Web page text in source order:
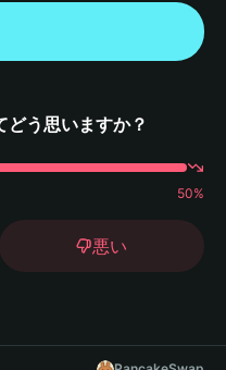
う思いますか？
50%
悪い